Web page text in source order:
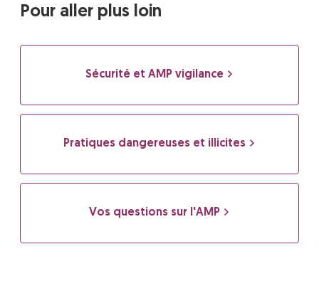
Pour aller plus loin
Sécurité et AMP vigilance
Pratiques dangereuses et illicites
Vos questions sur l'AMP